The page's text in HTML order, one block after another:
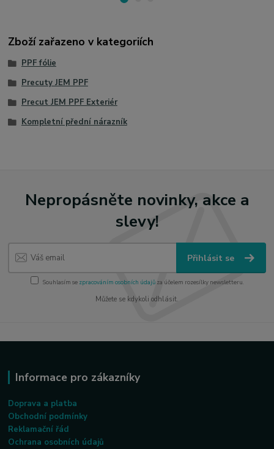
Zboží zařazeno v kategoriích
PPF fólie
Precuty JEM PPF
Precut JEM PPF Exteriér
Kompletní přední nárazník
Nepropásněte novinky, akce a
slevy!
Přihlásit se
Souhlasím se zpracováním osobních údajůza účelem rozesílky newsletteru.
Můžete se kdykoli odhlásit.
Informace pro zákazníky
Doprava a platba
Obchodní podmínky
Reklamační řád
Ochrana osobních údajů